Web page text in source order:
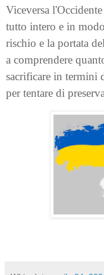
Viceversa
tutto intero e in
rischio e la portata
a comprendere
sacrificare in termini
per tentare di